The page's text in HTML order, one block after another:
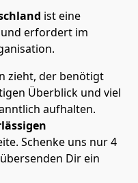
ist eine
erfordert im
zieht, der benötigt
Überblick und viel
aufhalten.
Schenke uns nur4
Dir ein